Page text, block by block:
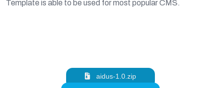
Template is able to be used for most popular CMS.
aidus-1.0.zip